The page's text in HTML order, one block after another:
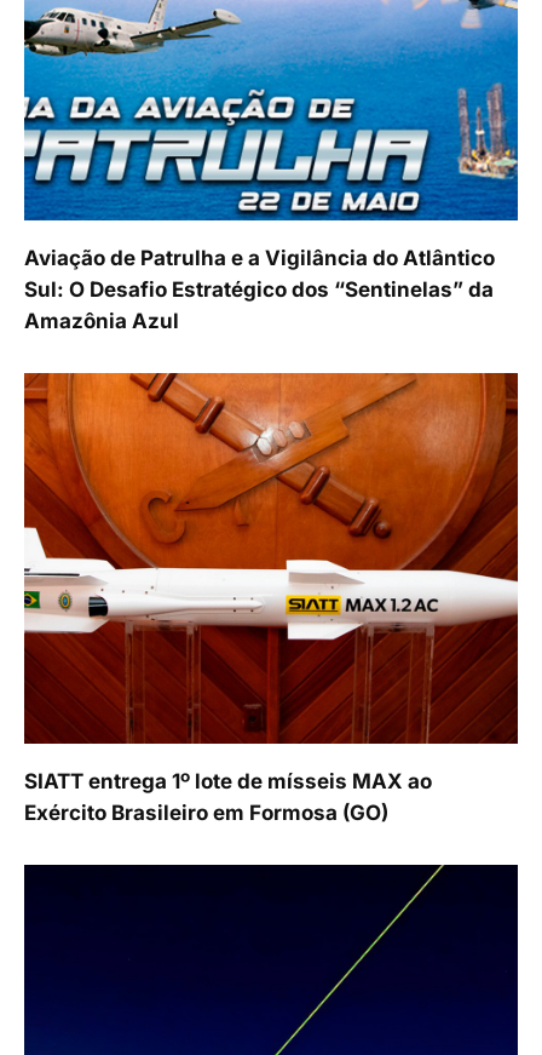
Aviação de Patrulha e a Vigilância do Atlântico
Sul: O Desafio Estratégico dos “Sentinelas” da
Amazônia Azul
SIATT entrega 1º lote de mísseis MAX ao
Exército Brasileiro em Formosa (GO)